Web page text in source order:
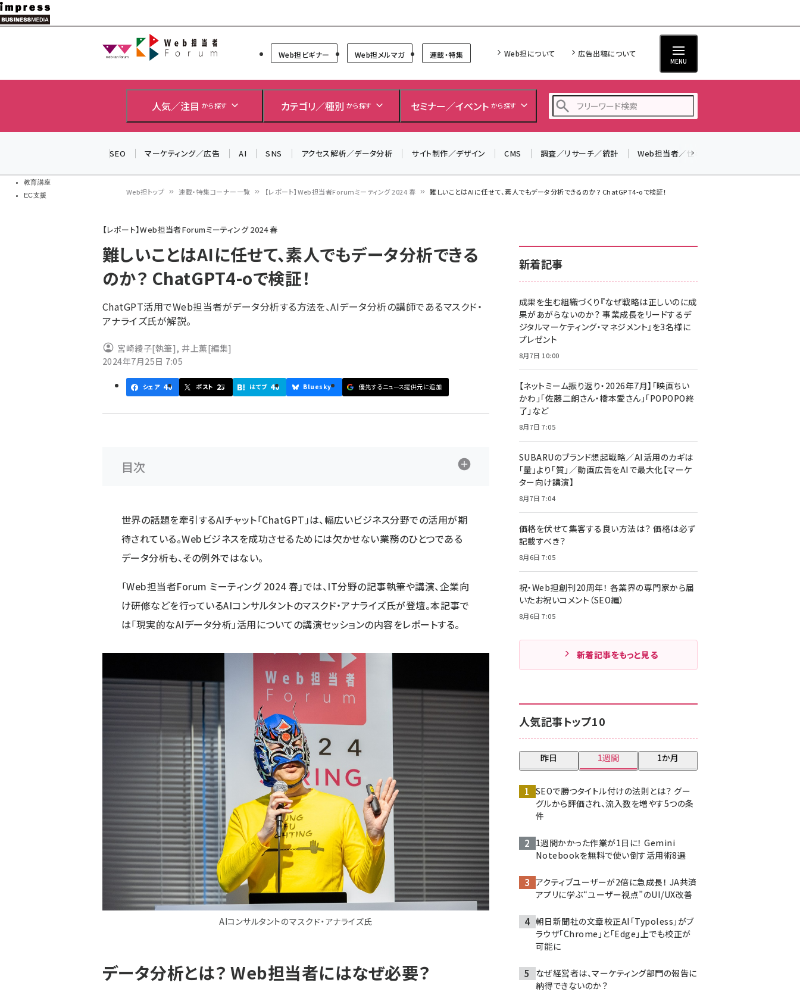
メ
イ
教育講座
EC支援
Web担当者Forum
Web担ビギナー Web担メルマガ 連載・特集 Web担について 広告出稿について
MENU
人気／注目 から探す カテゴリ／種別 から探す セミナー／イベント から探す
z世代 (1623)
meo (1277)
llmo (1167)
SEO マーケティング／広告 AI SNS アクセス解析／データ分析 サイト制作／デザイン CMS 調査／リサーチ／統計 Web担当者／仕事
ン
く
ず
Web担トップ 連載・特集コーナー一覧 【レポート】Web担当者Forumミーティング 2024 春 難しいことはAIに任せて、素人でもデータ分析できるのか？ ChatGPT4-oで検証！
【レポート】Web担当者Forumミーティング 2024 春
難しいことはAIに任せて、素人でもデータ分析できる
のか？ ChatGPT4-oで検証！
ChatGPT活用でWeb担当者がデータ分析する方法を、AIデータ分析の講師であるマスクド・
アナライズ氏が解説。
宮崎綾子[執筆] , 井上薫[編集]
2024年7月25日 7:05
シェア 40 ポスト 23 はてブ 40 Bluesky 優先するニュース提供元に追加
目次
世界の話題を牽引するAIチャット「ChatGPT」は、幅広いビジネス分野での活用が期
待されている。Webビジネスを成功させるためには欠かせない業務のひとつである
データ分析も、その例外ではない。
「Web担当者Forum ミーティング 2024 春」では、IT分野の記事執筆や講演、企業向
け研修などを行っているAIコンサルタントのマスクド・アナライズ氏が登壇。本記事で
は「現実的なAIデータ分析」活用についての講演セッションの内容をレポートする。
AIコンサルタントのマスクド・アナライズ氏
データ分析とは？ Web担当者にはなぜ必要？
新着記事
成果を生む組織づくり『なぜ戦略は正しいのに成
果があがらないのか？ 事業成長をリードするデ
ジタルマーケティング・マネジメント』を3名様に
プレゼント
8月7日 10:00
【ネットミーム振り返り・2026年7月】「映画ちい
かわ」「佐藤二朗さん・橋本愛さん」「POPOPO終
了」など
8月7日 7:05
SUBARUのブランド想起戦略／AI活用のカギは
「量」より「質」／動画広告をAIで最大化【マーケ
ター向け講演】
8月7日 7:04
価格を伏せて集客する良い方法は？ 価格は必ず
記載すべき？
8月6日 7:05
祝・Web担創刊20周年！ 各業界の専門家から届
いたお祝いコメント（SEO編）
8月6日 7:05
新着記事をもっと見る
人気記事トップ10
昨日 1週間 1か月
SEOで勝つタイトル付けの法則とは？ グー
グルから評価され、流入数を増やす5つの条
件
1週間かかった作業が1日に！ Gemini
Notebookを無料で使い倒す活用術8選
アクティブユーザーが2倍に急成長！ JA共済
アプリに学ぶ“ユーザー視点”のUI/UX改善
朝日新聞社の文章校正AI「Typoless」がブ
ラウザ「Chrome」と「Edge」上でも校正が
可能に
なぜ経営者は、マーケティング部門の報告に
納得できないのか？
＼ 8月27日開催、申し込み受付中！ ／
生成AIをマーケティング等に活用するための考え方を学べ
るセミナーイベント「生成AI × マーケティング フォーラム
2026」開催！
▼申し込みはこちらから▼